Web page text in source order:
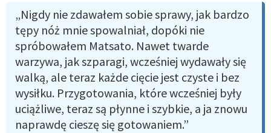
„Nigdy nie zdawałem sobie sprawy, jak bardzo
tępy nóż mnie spowalniał, dopóki nie
spróbowałem Matsato. Nawet twarde
warzywa, jak szparagi, wcześniej wydawały się
walką, ale teraz każde cięcie jest czyste i bez
wysiłku. Przygotowania, które wcześniej były
uciążliwe, teraz są płynne i szybkie, a ja znowu
naprawdę cieszę się gotowaniem.”